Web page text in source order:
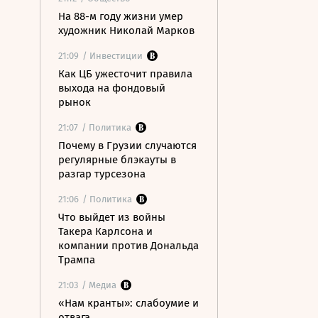
На 88-м году жизни умер
художник Николай Марков
21:09 / Инвестиции
Как ЦБ ужесточит правила
выхода на фондовый
рынок
21:07 / Политика
Почему в Грузии случаются
регулярные блэкауты в
разгар турсезона
21:06 / Политика
Что выйдет из войны
Такера Карлсона и
компании против Дональда
Трампа
21:03 / Медиа
«Нам кранты»: слабоумие и